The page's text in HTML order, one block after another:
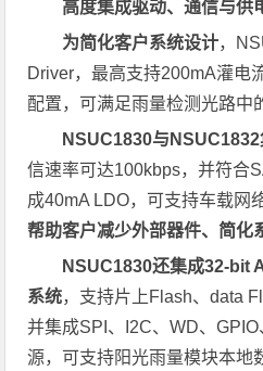
高度集成驱动、通信与供
为简化客户系统设计，
Driver，最高支持200mA灌电
配置，可满足雨量检测光路中
NSUC1830与
信速率可达100kbps，并符合
成40mA LDO，可支持车载网
帮助客户减少外部器件、简化
NSUC1830还集成32-bit
系统，支持片上Flash、data
并集成SPI、I2C、WD、
源，可支持阳光雨量模块本地